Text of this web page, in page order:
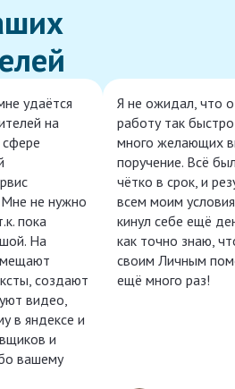
удаётся
на
не нужно
пока
На
создают
видео,
в яндексе и
и
вашему
Я не ожидал, что
работу так
много желающих
поручение. Всё
чётко в срок, и
всем моим
кинул себе ещё
как точно знаю,
своим Личным
ещё много раз!